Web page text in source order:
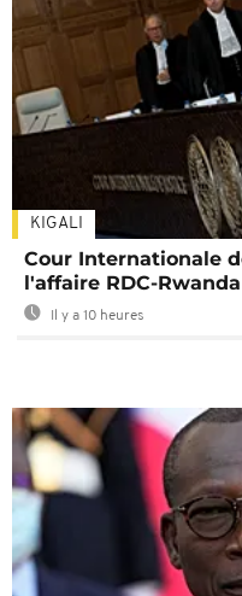
KIGALI
Cour Internationale
l'affaire RDC-
Il y a 10 heures